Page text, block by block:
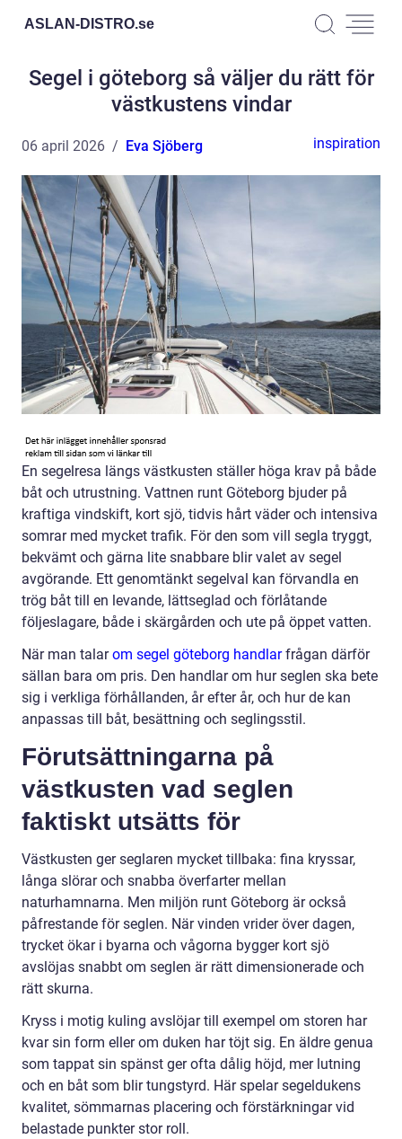
ASLAN-DISTRO.se
Segel i göteborg så väljer du rätt för
västkustens vindar
06 april 2026 Eva Sjöberg inspiration
En segelresa längs västkusten ställer höga krav på både
båt och utrustning. Vattnen runt Göteborg bjuder på
kraftiga vindskift, kort sjö, tidvis hårt väder och intensiva
somrar med mycket trafik. För den som vill segla tryggt,
bekvämt och gärna lite snabbare blir valet av segel
avgörande. Ett genomtänkt segelval kan förvandla en
trög båt till en levande, lättseglad och förlåtande
följeslagare, både i skärgården och ute på öppet vatten.
När man talarom segel göteborg handlarfrågan därför
sällan bara om pris. Den handlar om hur seglen ska bete
sig i verkliga förhållanden, år efter år, och hur de kan
anpassas till båt, besättning och seglingsstil.
Förutsättningarna på
västkusten vad seglen
faktiskt utsätts för
Västkusten ger seglaren mycket tillbaka: fina kryssar,
långa slörar och snabba överfarter mellan
naturhamnarna. Men miljön runt Göteborg är också
påfrestande för seglen. När vinden vrider över dagen,
trycket ökar i byarna och vågorna bygger kort sjö
avslöjas snabbt om seglen är rätt dimensionerade och
rätt skurna.
Kryss i motig kuling avslöjar till exempel om storen har
kvar sin form eller om duken har töjt sig. En äldre genua
som tappat sin spänst ger ofta dålig höjd, mer lutning
och en båt som blir tungstyrd. Här spelar segeldukens
kvalitet, sömmarnas placering och förstärkningar vid
belastade punkter stor roll.